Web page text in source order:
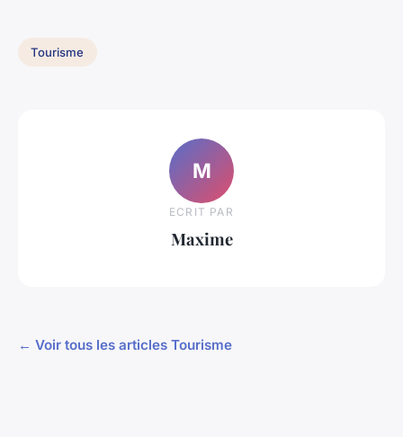
Tourisme
M
ECRIT PAR
Maxime
← Voir tous les articles Tourisme